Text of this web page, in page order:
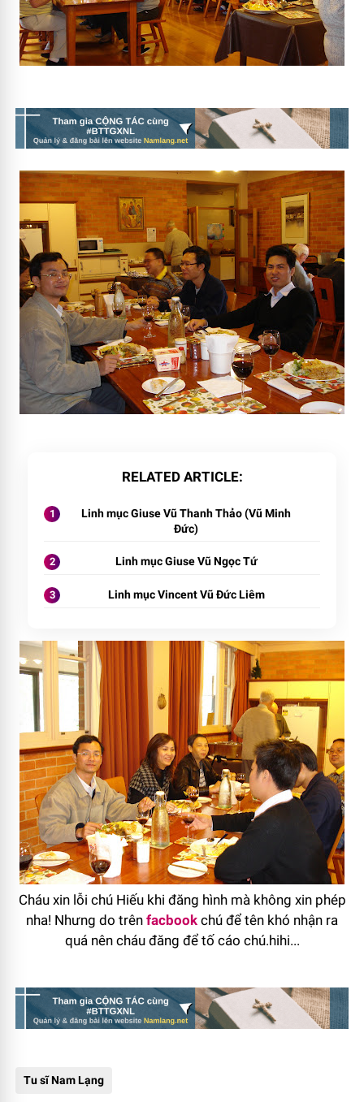
RELATED ARTICLE
Linh mục Giuse Vũ Thanh Thảo (Vũ Minh
Đức)
Linh mục Giuse Vũ Ngọc Tứ
Linh mục Vincent Vũ Đức Liêm
Cháu xin lỗi chú Hiếu khi đăng hình mà không xin phép
nha! Nhưng do trên facbook chú để tên khó nhận ra
quá nên cháu đăng để tố cáo chú.hihi...
Tu sĩ Nam Lạng